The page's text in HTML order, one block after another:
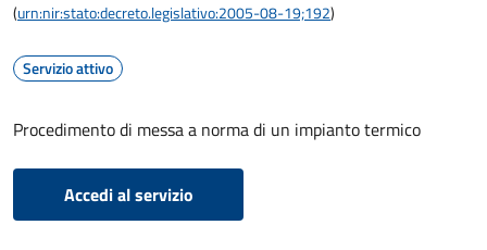
(urn:nir:stato:decreto.legislativo:2005-08-19;192)
Servizio attivo
Procedimento di messa a norma di un impianto termico
Accedi al servizio